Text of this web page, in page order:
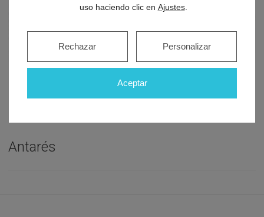
Antarés
uso haciendo clic en Ajustes.
Aceptar
Rechazar Personalizar